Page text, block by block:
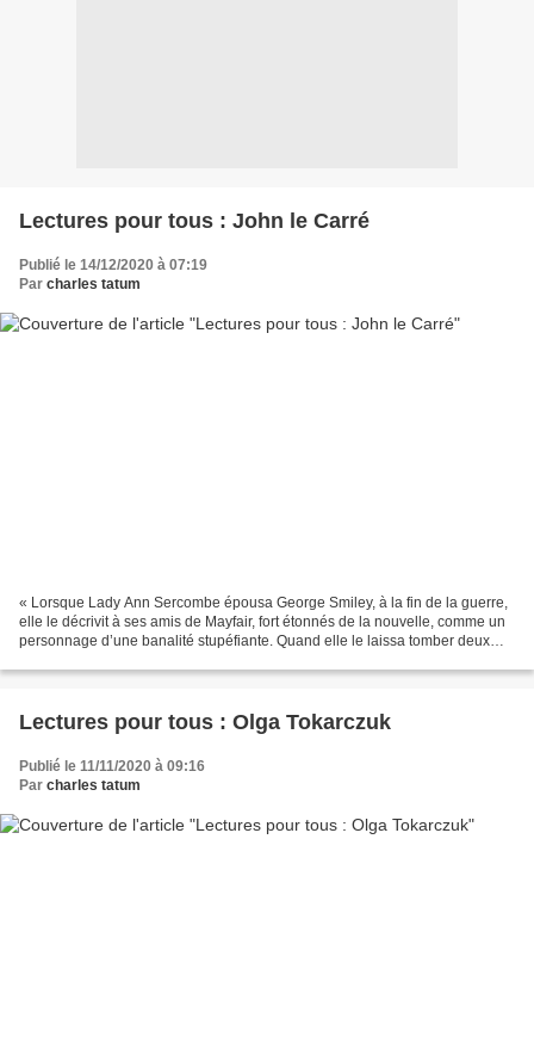
Lectures pour tous : John le Carré
Publié le 14/12/2020 à 07:19
Par charles tatum
« Lorsque Lady Ann Sercombe épousa George Smiley, à la fin de la guerre,
elle le décrivit à ses amis de Mayfair, fort étonnés de la nouvelle, comme un
personnage d’une banalité stupéfiante. Quand elle le laissa tomber deux
Lectures pour tous : Olga Tokarczuk
Publié le 11/11/2020 à 09:16
Par charles tatum